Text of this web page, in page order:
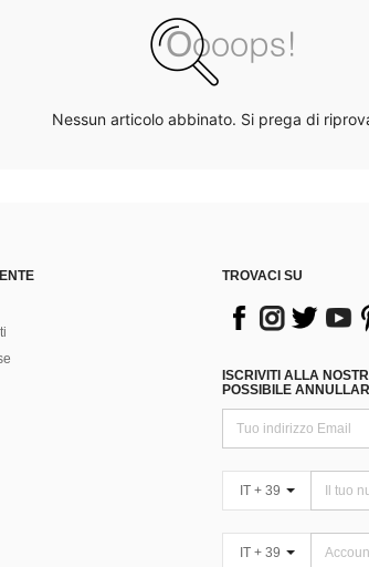
Nessun articolo abbinato. Si prega di
TROVACI SU
ISCRIVITI ALLA
POSSIBILE
IT + 39
IT + 39